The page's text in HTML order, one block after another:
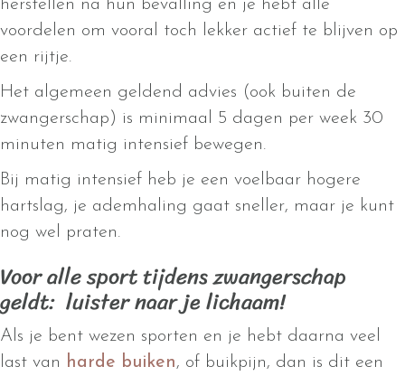
herstellen na hun bevalling en je hebt alle
voordelen om vooral toch lekker actief te blijven op
een rijtje.
Het algemeen geldend advies (ook buiten de
zwangerschap) is minimaal 5 dagen per week 30
minuten matig intensief bewegen.
Bij matig intensief heb je een voelbaar hogere
hartslag, je ademhaling gaat sneller, maar je kunt
nog wel praten.
Voor alle sport tijdens zwangerschap
geldt: luister naar je lichaam!
Als je bent wezen sporten en je hebt daarna veel
last van harde buiken, of buikpijn, dan is dit een